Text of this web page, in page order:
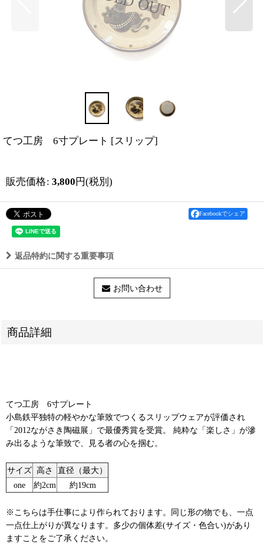
てつ工房 6寸プレート [スリップ]
販売価格: 3,800 円(税別)
Facebookでシェア
返品特約に関する重要事項
お問い合わせ
商品詳細
てつ工房 6寸プレート
小島鉄平独特の軽やかな筆致でつくるスリップウェアが評価され
「2012ながさき陶磁展」で最優秀賞を受賞。 純粋な「楽しさ」が滲
み出るような筆致で、見る者の心を掴む。
サイズ 高さ
直径（最大）
one
約2cm 約19cm
※こちらは手仕事により作られております。同じ形の物でも、一点
一点仕上がりが異なります。多少の個体差(サイズ・色合い)があり
ますことをご了承ください。